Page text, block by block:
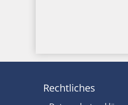
Rechtliches